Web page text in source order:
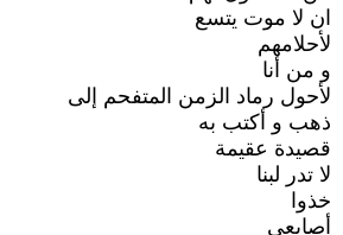
ان لا موت يتسع
لأحلامهم
و من أنا
لأحول رماد الزمن المتفحم إلى
ذهب و أكتب به
قصيدة عقيمة
لا تدر لبنا
خذوا
أصابعي